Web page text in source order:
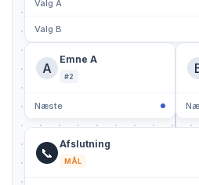
Valg A
Valg B
A
Emne A
#2
Næste
📞
Afslutning
MÅL